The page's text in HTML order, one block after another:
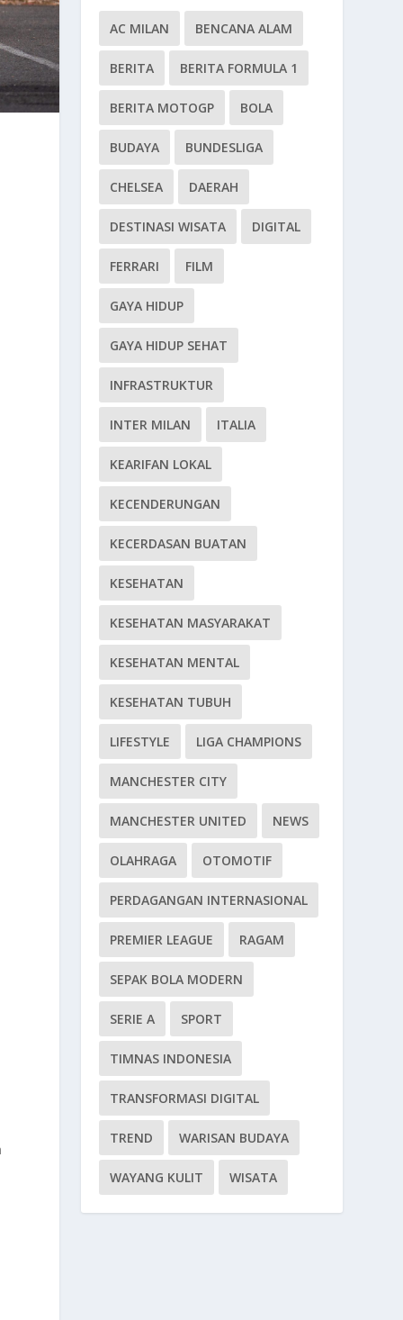
AC MILAN BENCANA ALAM
BERITA BERITA FORMULA 1
BERITA MOTOGP BOLA
BUDAYA BUNDESLIGA
CHELSEA DAERAH
DESTINASI WISATA DIGITAL
FERRARI FILM
GAYA HIDUP
GAYA HIDUP SEHAT
INFRASTRUKTUR
INTER MILAN ITALIA
KEARIFAN LOKAL
KECENDERUNGAN
KECERDASAN BUATAN
KESEHATAN
KESEHATAN MASYARAKAT
KESEHATAN MENTAL
KESEHATAN TUBUH
LIFESTYLE LIGA CHAMPIONS
MANCHESTER CITY
MANCHESTER UNITED NEWS
OLAHRAGA OTOMOTIF
PERDAGANGAN INTERNASIONAL
PREMIER LEAGUE RAGAM
SEPAK BOLA MODERN
SERIE A SPORT
TIMNAS INDONESIA
TRANSFORMASI DIGITAL
TREND WARISAN BUDAYA
WAYANG KULIT WISATA